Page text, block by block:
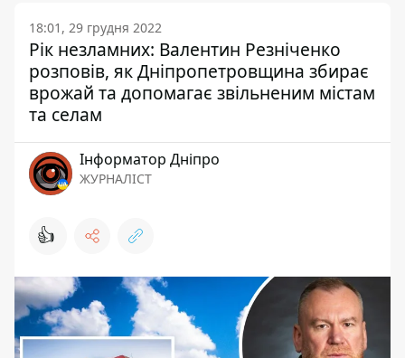
18:01, 29 грудня 2022
Рік незламних: Валентин Резніченко
розповів, як Дніпропетровщина збирає
врожай та допомагає звільненим містам
та селам
Інформатор Дніпро
ЖУРНАЛІСТ
👍